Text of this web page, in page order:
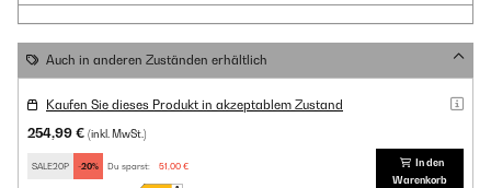
Auch in anderen Zuständen erhältlich
Kaufen Sie dieses Produkt in akzeptablem Zustand
254,99 € (inkl. MwSt.)
SALE20P -20% Du sparst: 51,00 €
In den
Warenkorb